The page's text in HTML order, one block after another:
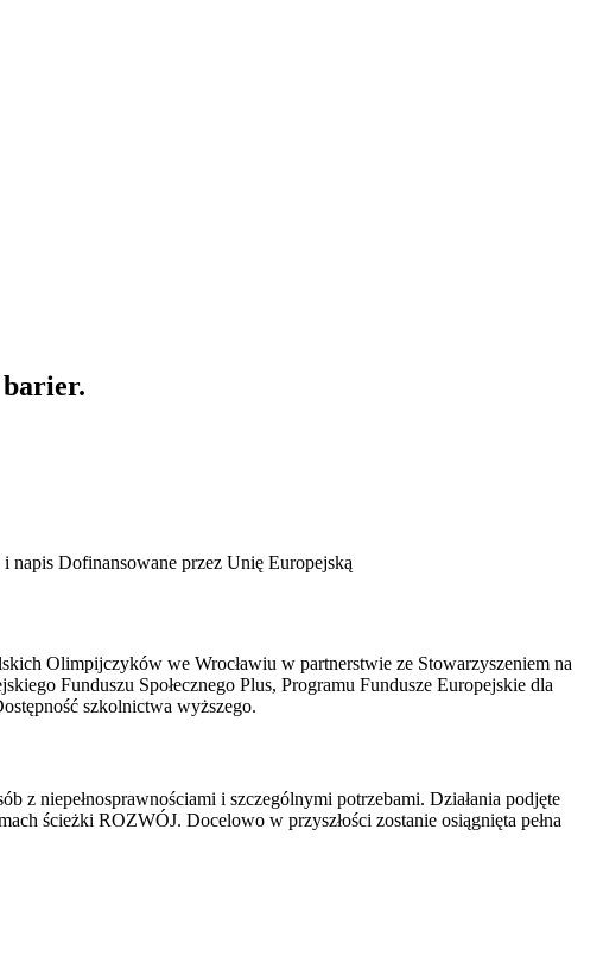
barier.
Olimpijczyków we Wrocławiu w partnerstwie ze Stowarzyszeniem na
Funduszu Społecznego Plus, Programu Fundusze Europejskie dla
szkolnictwa wyższego.
niepełnosprawnościami i szczególnymi potrzebami. Działania podjęte
ścieżki ROZWÓJ. Docelowo w przyszłości zostanie osiągnięta pełna